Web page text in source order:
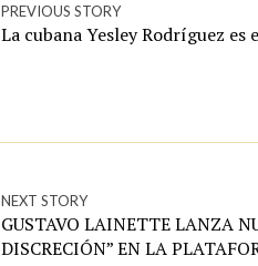
PREVIOUS STORY
La cubana Yesley Rodríguez
NEXT STORY
GUSTAVO LAINETTE LANZA
DISCRECIÓN” EN LA